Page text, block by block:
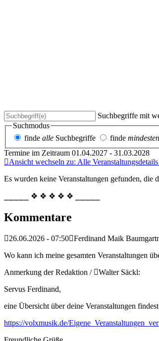
Suchbegriffe mit
Suchmodus
finde alle Suchbegriffe finde
Termine im Zeitraum 01.04.2027 - 31.03.2028
Ansicht wechseln zu: Alle
Es wurden keine Veranstaltungen gefunden, die
⎯⎯⎯⎯⎯ ❖ ❖ ❖ ❖ ❖ ⎯⎯⎯⎯⎯
Kommentare
26.06.2026 - 07:50 Ferdinand Maik
Wo kann ich meine gesamten Veranstaltungen
Anmerkung der Redaktion /
Walter Säckl:
Servus Ferdinand,
eine Übersicht über deine Veranstaltungen
https://volxmusik.de/